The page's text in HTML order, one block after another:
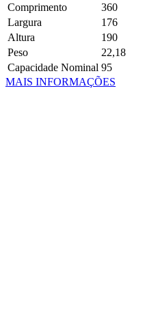
Comprimento
360
Largura
176
Altura
190
Peso
22,18
Capacidade Nominal 95
MAIS INFORMAÇÕES